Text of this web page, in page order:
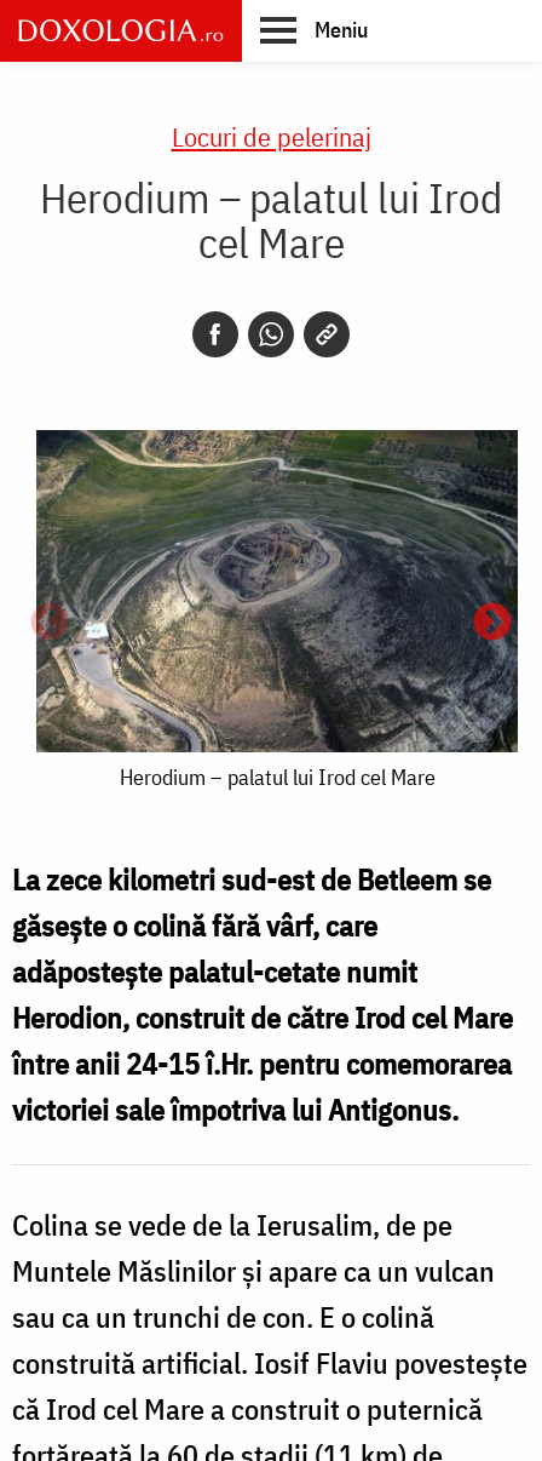
Skip
to
main
Meniu
Locuri de pelerinaj
Herodium – palatul lui Irod
cel Mare
Herodium
lui
Irod
cel
Mare
Herodium – palatul lui Irod cel Mare
La zece kilometri sud-est de Betleem se
găseşte o colină fără vârf, care
adăposteşte palatul-cetate numit
Herodion, construit de către Irod cel Mare
între anii 24-15 î.Hr. pentru comemorarea
victoriei sale împotriva lui Antigonus.
Colina se vede de la Ierusalim, de pe
Muntele Măslinilor şi apare ca un vulcan
sau ca un trunchi de con. E o colină
construită artificial. Iosif Flaviu povesteşte
că Irod cel Mare a construit o puternică